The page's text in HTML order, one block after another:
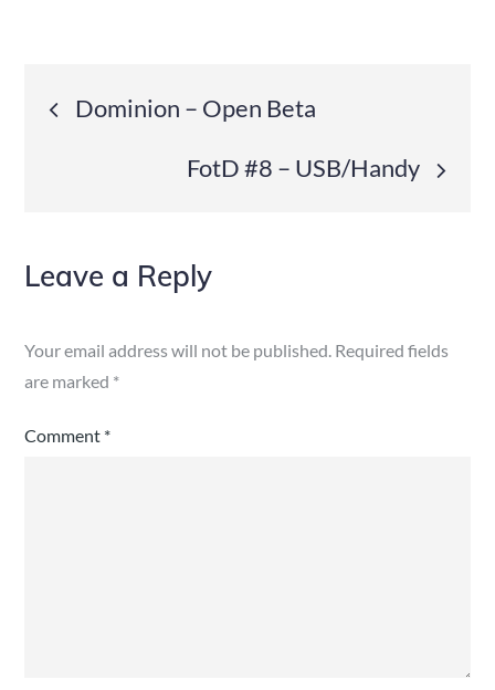
Post
navigation
Dominion – Open Beta
FotD #8 – USB/Handy
Leave a Reply
Your email address will not be published. Required fields
are marked *
Comment *